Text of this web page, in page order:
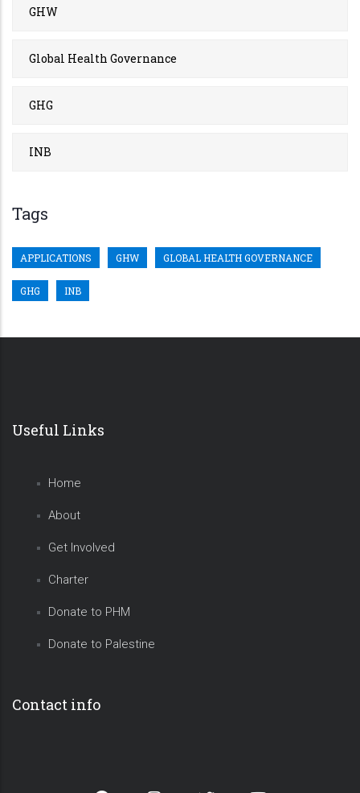
GHW
Global Health Governance
GHG
INB
Tags
APPLICATIONS GHW GLOBAL HEALTH GOVERNANCE
GHG INB
Useful Links
Home
About
Get Involved
Charter
Donate to PHM
Donate to Palestine
Contact info